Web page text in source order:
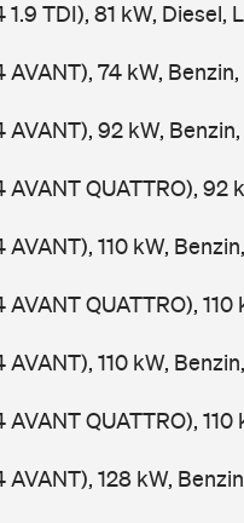
TDI), 81 kW, Diesel,
AVANT), 74 kW,
AVANT), 92 kW,
QUATTRO), 92
110 kW,
QUATTRO),
110 kW,
QUATTRO),
AVANT), 128 kW,